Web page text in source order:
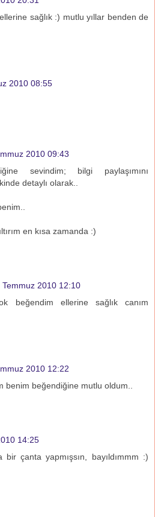
sağlık :) mutlu yıllar benden de
2010 08:55
2010 09:43
sevindim; bilgi paylaşımını
detaylı olarak..
en kısa zamanda :)
Temmuz 2010 12:10
beğendim ellerine sağlık canım
2010 12:22
benim beğendiğine mutlu oldum..
14:25
çanta yapmışsın, bayıldımmm :)